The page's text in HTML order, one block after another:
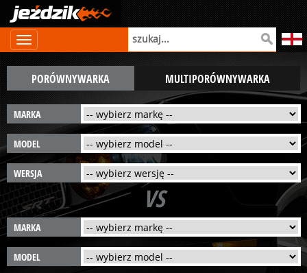
PORÓWNYWARKA MULTIPORÓWNYWARKA
MARKA
MODEL
WERSJA
VS
MARKA
MODEL